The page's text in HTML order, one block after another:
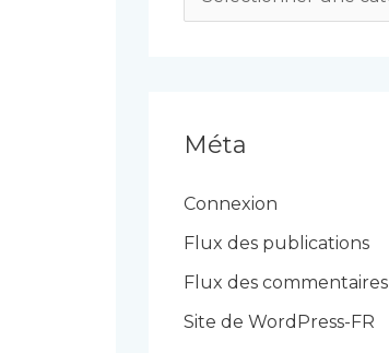
a
r
i
Méta
Connexion
Flux des publications
Flux des commentaires
Site de WordPress-FR